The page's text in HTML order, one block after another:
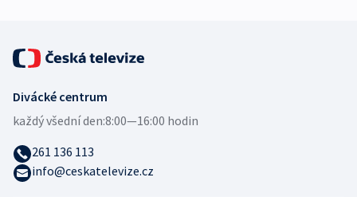
Divácké centrum
každý všední den:8:00—16:00 hodin
261 136 113
info@ceskatelevize.cz